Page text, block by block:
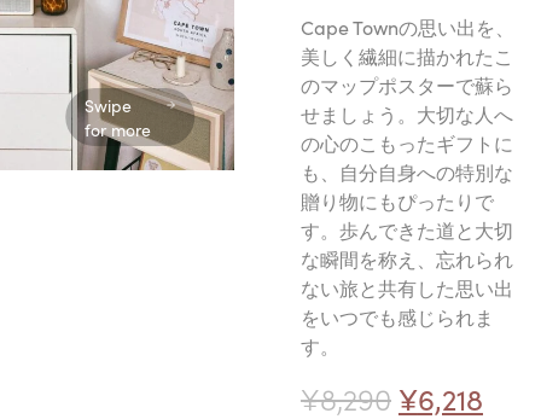
Swipe
for more
Cape Townの思い出を、
美しく繊細に描かれたこ
のマップポスターで蘇ら
せましょう。大切な人へ
の心のこもったギフトに
も、自分自身への特別な
贈り物にもぴったりで
す。歩んできた道と大切
な瞬間を称え、忘れられ
ない旅と共有した思い出
をいつでも感じられま
す。
¥8,290 ¥6,218